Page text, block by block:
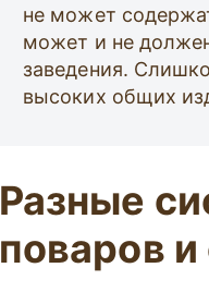
не может
может и не
заведения.
высоких общих
Разные
поваров